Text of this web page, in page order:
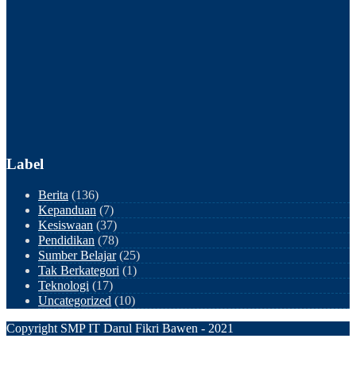
Label
Berita (136)
Kepanduan (7)
Kesiswaan (37)
Pendidikan (78)
Sumber Belajar(25)
Tak Berkategori (1)
Teknologi (17)
Uncategorized (10)
Copyright SMP IT Darul Fikri Bawen - 2021